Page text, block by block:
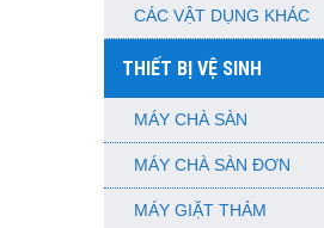
CÁC VẬT DỤNG KHÁC
THIẾT BỊ VỆ SINH
MÁY CHÀ SÀN
MÁY CHÀ SÀN ĐƠN
MÁY GIẶT THẢM